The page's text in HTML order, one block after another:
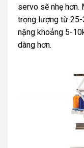
servo sẽ nhẹ hơn.
trọng lượng từ 25-
nặng khoảng 5-
dàng hơn.